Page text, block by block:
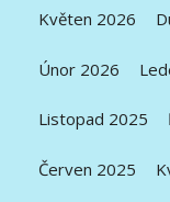
Květen 2026
Únor 2026
Listopad 2025
Červen 2025